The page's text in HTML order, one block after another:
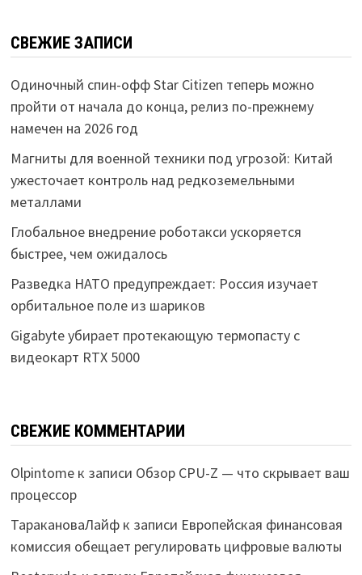
СВЕЖИЕ ЗАПИСИ
Одиночный спин-офф Star Citizen теперь можно
пройти от начала до конца, релиз по-прежнему
намечен на 2026 год
Магниты для военной техники под угрозой: Китай
ужесточает контроль над редкоземельными
металлами
Глобальное внедрение роботакси ускоряется
быстрее, чем ожидалось
Разведка НАТО предупреждает: Россия изучает
орбитальное поле из шариков
Gigabyte убирает протекающую термопасту с
видеокарт RTX 5000
СВЕЖИЕ КОММЕНТАРИИ
Olpintomeк записи Обзор CPU-Z — что скрывает ваш
процессор
ТаракановаЛайфк записи Европейская финансовая
комиссия обещает регулировать цифровые валюты